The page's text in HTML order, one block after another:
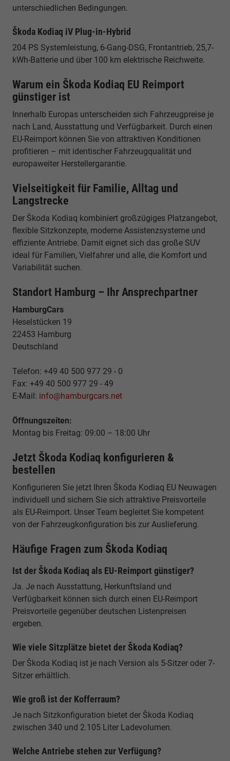
unterschiedlichen Bedingungen.
Škoda Kodiaq iV Plug-in-Hybrid
204 PS Systemleistung, 6-Gang-DSG, Frontantrieb, 25,7-
kWh-Batterie und über 100 km elektrische Reichweite.
Warum ein Škoda Kodiaq EU Reimport
günstiger ist
Innerhalb Europas unterscheiden sich Fahrzeugpreise je
nach Land, Ausstattung und Verfügbarkeit. Durch einen
EU-Reimport können Sie von attraktiven Konditionen
profitieren – mit identischer Fahrzeugqualität und
europaweiter Herstellergarantie.
Vielseitigkeit für Familie, Alltag und
Langstrecke
Der Škoda Kodiaq kombiniert großzügiges Platzangebot,
flexible Sitzkonzepte, moderne Assistenzsysteme und
effiziente Antriebe. Damit eignet sich das große SUV
ideal für Familien, Vielfahrer und alle, die Komfort und
Variabilität suchen.
Standort Hamburg – Ihr Ansprechpartner
HamburgCars
Heselstücken 19
22453 Hamburg
Deutschland
Telefon: +49 40 500 977 29 - 0
Fax: +49 40 500 977 29 - 49
E-Mail: info@hamburgcars.net
Öffnungszeiten:
Montag bis Freitag: 09:00 – 18:00 Uhr
Jetzt Škoda Kodiaq konfigurieren &
bestellen
Konfigurieren Sie jetzt Ihren Škoda Kodiaq EU Neuwagen
individuell und sichern Sie sich attraktive Preisvorteile
als EU-Reimport. Unser Team begleitet Sie kompetent
von der Fahrzeugkonfiguration bis zur Auslieferung.
Häufige Fragen zum Škoda Kodiaq
Ist der Škoda Kodiaq als EU-Reimport günstiger?
Ja. Je nach Ausstattung, Herkunftsland und
Verfügbarkeit können sich durch einen EU-Reimport
Preisvorteile gegenüber deutschen Listenpreisen
ergeben.
Wie viele Sitzplätze bietet der Škoda Kodiaq?
Der Škoda Kodiaq ist je nach Version als 5-Sitzer oder 7-
Sitzer erhältlich.
Wie groß ist der Kofferraum?
Je nach Sitzkonfiguration bietet der Škoda Kodiaq
zwischen 340 und 2.105 Liter Ladevolumen.
Welche Antriebe stehen zur Verfügung?